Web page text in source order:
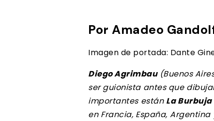
Por Amadeo
Imagen de portada: Dante
Diego Agrimbau(Buenos
ser guionista antes que
importantes están La
en Francia, España,